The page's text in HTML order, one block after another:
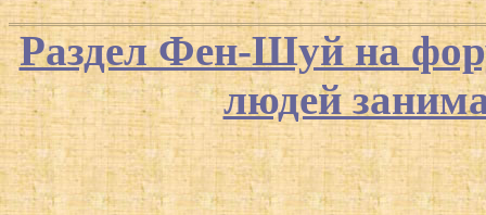
Раздел Фен-Шуй на
людей